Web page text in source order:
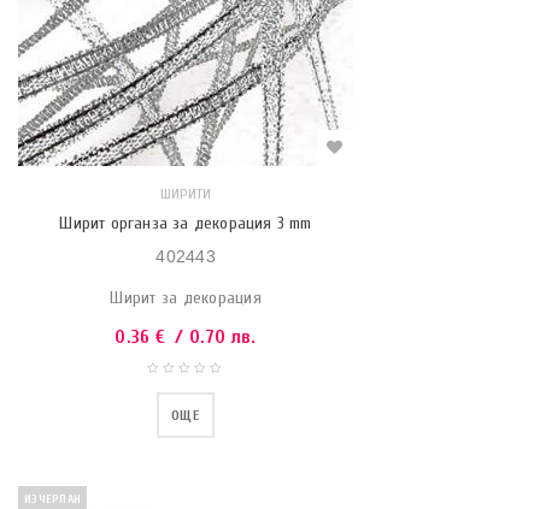
ШИРИТИ
Ширит органза за декорация 3 mm
402443
Ширит за декорация
0.36 € / 0.70 лв.
ОЩЕ
ИЗЧЕРПАН